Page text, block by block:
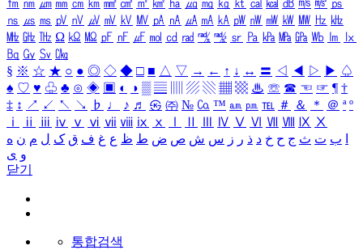
㎙ ㎚ ㎛ ㎜ ㎝ ㎞ ㎟ ㎠ ㎡ ㎢ ㏊ ㎍ ㎎ ㎏ ㏏ ㎈ ㎉ ㏈ ㎧ ㎨ ㎰
㎱ ㎲ ㎳ ㎴ ㎵ ㎶ ㎷ ㎸ ㎹ ㎀ ㎁ ㎂ ㎃ ㎄ ㎺ ㎻ ㎽ ㎾ ㎿ ㎐ ㎑
㎒ ㎓ ㎔ Ω ㏀ ㏁ ㎊ ㎋ ㎌ ㏖ ㏅ ㎭ ㎮ ㎯ ㏛ ㎩ ㎪ ㎫ ㎬ ㏝ ㏐
㏓
㏃ ㏉ ㏜ ㏆
§ ※ ☆ ★ ○ ● ◎ ◇ ◆ □ ■ △ ▽ → ← ↑ ↓ ↔ 〓 ◁ ◀ ▷ ▶ ♤
♠ ♡ ♥ ♧ ♣ ⊙ ◈ ▣ ◐ ◑ ▒ ▤ ▨ ▧ ▦ ▩ ♨ ☏ ☎ ☜ ☞ ¶ †
‡ ↕ ↗ ↙ ↖ ↘ ♭ ♩ ♪ ♬ ㉿ ㈜ № ㏇ ™ ㏂ ㏘ ℡ ＃ ＆ ＊ ＠ ª º
ⅰ
ⅱ ⅲ ⅳ ⅴ ⅵ ⅶ ⅷ ⅸ ⅹ Ⅳ Ⅴ Ⅵ Ⅶ Ⅷ Ⅸ Ⅹ
ب ت ث ج ح خ د ذ ر ز س ش ص ض ط ظ ع غ ف ق ک ل م ن ه
و ی
닫기
통합검색